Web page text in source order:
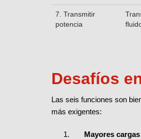
7. Transmitir
potencia
Desafíos
Las seis funciones son
más exigentes:
Mayores